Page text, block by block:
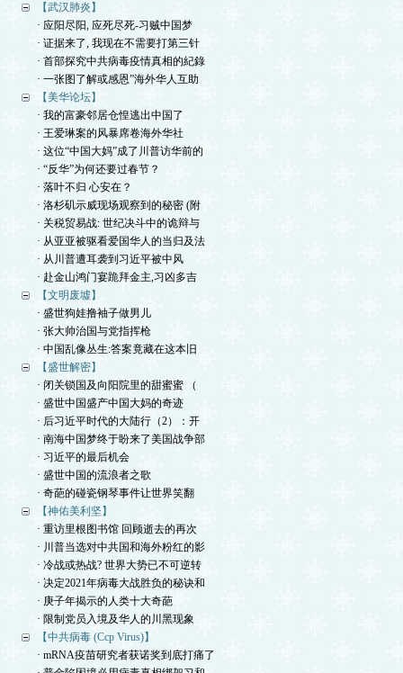
【武汉肺炎】
· 应阳尽阳, 应死尽死-习贼中国梦
· 证据来了, 我现在不需要打第三针
· 首部探究中共病毒疫情真相的紀錄
· 一张图了解或感恩”海外华人互助
【美华论坛】
· 我的富豪邻居仓惶逃出中国了
· 王爱琳案的风暴席卷海外华社
· 这位“中国大妈”成了川普访华前的
· “反华”为何还要过春节？
· 落叶不归 心安在？
· 洛杉矶示威现场观察到的秘密 (附
· 关税贸易战: 世纪决斗中的诡辩与
· 从亚亚被驱看爱国华人的当归及法
· 从川普遭耳袭到习近平被中风
· 赴金山鸿门宴跪拜金主,习凶多吉
【文明废墟】
· 盛世狗娃撸袖子做男儿
· 张大帅治国与党指挥枪
· 中国乱像丛生:答案竟藏在这本旧
【盛世解密】
· 闭关锁国及向阳院里的甜蜜蜜 （
· 盛世中国盛产中国大妈的奇迹
· 后习近平时代的大陆行（2）：开
· 南海中国梦终于盼来了美国战争部
· 习近平的最后机会
· 盛世中国的流浪者之歌
· 奇葩的碰瓷钢琴事件让世界笑翻
【神佑美利坚】
· 重访里根图书馆 回顾逝去的再次
· 川普当选对中共国和海外粉红的影
· 冷战或热战? 世界大势已不可逆转
· 决定2021年病毒大战胜负的秘诀和
· 庚子年揭示的人类十大奇葩
· 限制党员入境及华人的川黑现象
【中共病毒 (Ccp Virus)】
· mRNA疫苗研究者获诺奖到底打痛了